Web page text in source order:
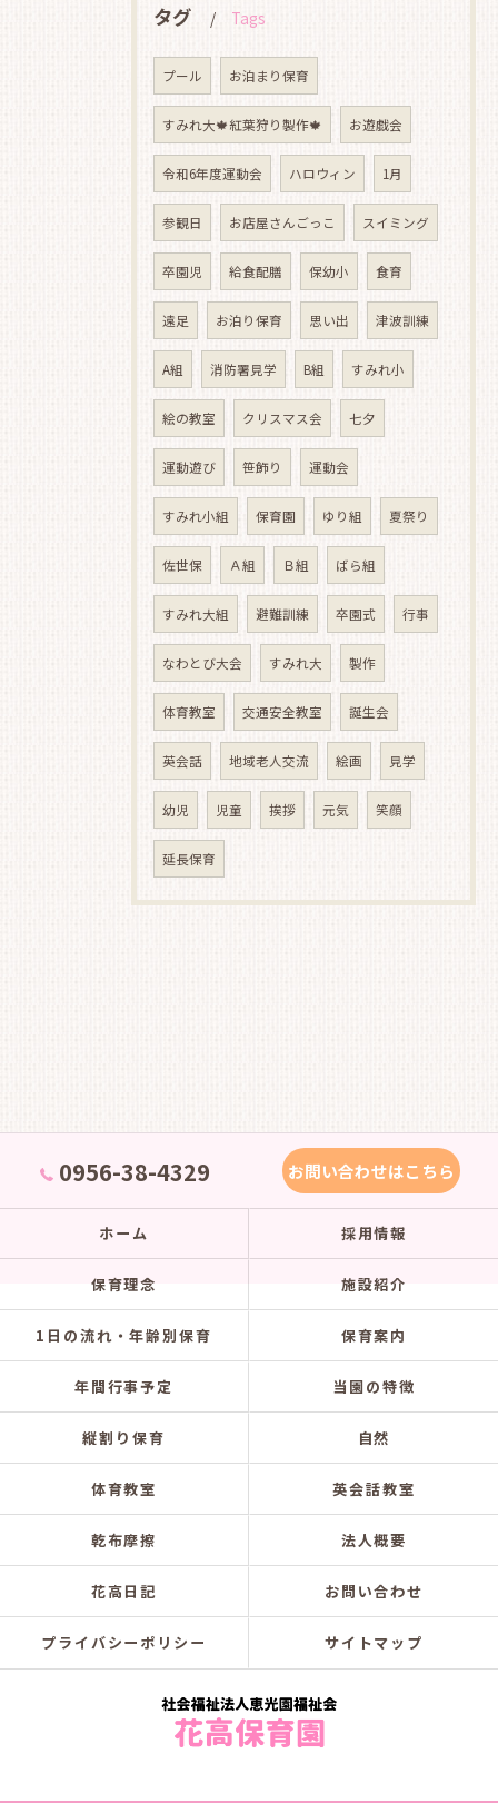
タグ Tags
プール お泊まり保育
すみれ大🍁紅葉狩り製作🍁 お遊戯会
令和6年度運動会 ハロウィン 1月
参観日 お店屋さんごっこ スイミング
卒園児 給食配膳 保幼小 食育
遠足 お泊り保育 思い出 津波訓練
A組 消防署見学 B組 すみれ小
絵の教室 クリスマス会 七夕
運動遊び 笹飾り 運動会
すみれ小組 保育園 ゆり組 夏祭り
佐世保 Ａ組 Ｂ組 ばら組
すみれ大組 避難訓練 卒園式 行事
なわとび大会 すみれ大 製作
体育教室 交通安全教室 誕生会
英会話 地域老人交流 絵画 見学
幼児 児童 挨拶 元気 笑顔
延長保育
0956-38-4329 お問い合わせはこちら
ホーム 採用情報
保育理念 施設紹介
1日の流れ・年齢別保育 保育案内
年間行事予定 当園の特徴
縦割り保育 自然
体育教室 英会話教室
乾布摩擦 法人概要
花高日記 お問い合わせ
プライバシーポリシー サイトマップ